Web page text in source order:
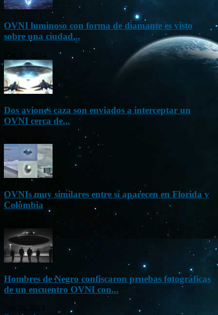
OVNI luminoso con forma de diamante es visto
sobre una ciudad...
Mar 31, 2024
Dos aviones caza son enviados a interceptar un
OVNI cerca de...
OVNIs muy similares entre sí aparecen en Florida y
Colombia
Hombres de Negro confiscaron pruebas fotográficas
de un encuentro OVNI con...
Sep 26, 2023